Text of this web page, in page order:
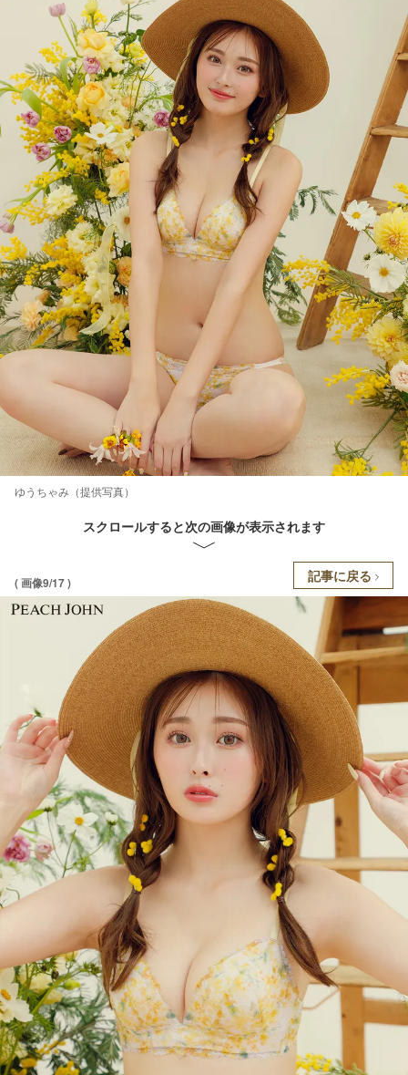
ゆうちゃみ（提供写真）
スクロールすると次の画像が表示されます
( 画像9/17 ) 記事に戻る